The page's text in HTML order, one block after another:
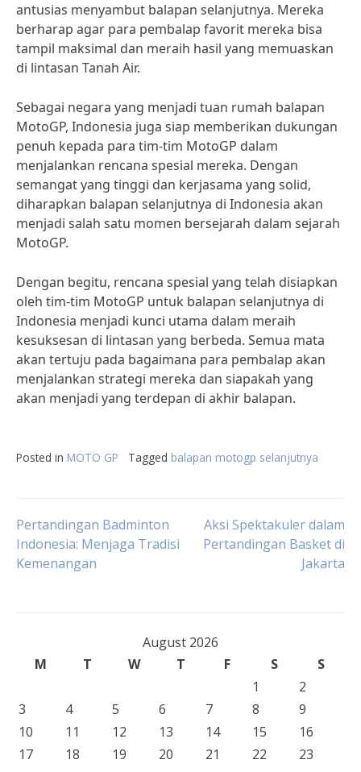
antusias menyambut balapan selanjutnya. Mereka
berharap agar para pembalap favorit mereka bisa
tampil maksimal dan meraih hasil yang memuaskan
di lintasan Tanah Air.
Sebagai negara yang menjadi tuan rumah balapan
MotoGP, Indonesia juga siap memberikan dukungan
penuh kepada para tim-tim MotoGP dalam
menjalankan rencana spesial mereka. Dengan
semangat yang tinggi dan kerjasama yang solid,
diharapkan balapan selanjutnya di Indonesia akan
menjadi salah satu momen bersejarah dalam sejarah
MotoGP.
Dengan begitu, rencana spesial yang telah disiapkan
oleh tim-tim MotoGP untuk balapan selanjutnya di
Indonesia menjadi kunci utama dalam meraih
kesuksesan di lintasan yang berbeda. Semua mata
akan tertuju pada bagaimana para pembalap akan
menjalankan strategi mereka dan siapakah yang
akan menjadi yang terdepan di akhir balapan.
Posted in MOTO GP Tagged balapan motogp selanjutnya
Post
navigation
Pertandingan Badminton
Indonesia: Menjaga Tradisi
Kemenangan
Aksi Spektakuler dalam
Pertandingan Basket di
Jakarta
August 2026
M
T W T F S
S
1
2
3
4 5 6 7 8
9
10
11 12 13 14 15
16
17
18 19 20 21 22
23